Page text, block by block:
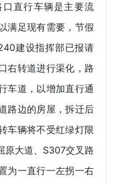
直行车辆是主要流
满足现有需要，节假
建设指挥部已报请
右转道进行渠化，路
车道，以增加直行通
路边的房屋，拆迁后
车辆将不受红绿灯限
原大道、S307交叉路
为一直行一左拐一右